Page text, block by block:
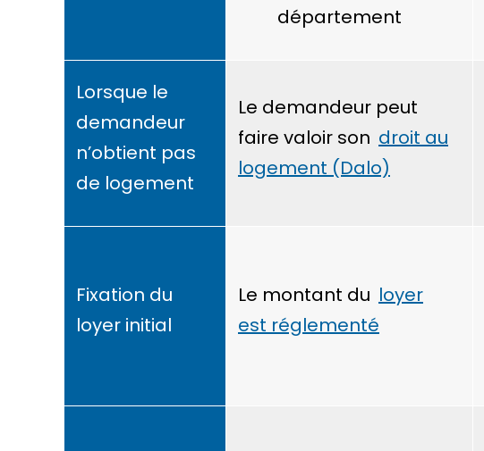
département
Lorsque le
demandeur
n’obtient pas
de logement
Le demandeur peut
faire valoir son droit au
logement (Dalo)
Fixation du
loyer initial
Le montant du loyer
est réglementé